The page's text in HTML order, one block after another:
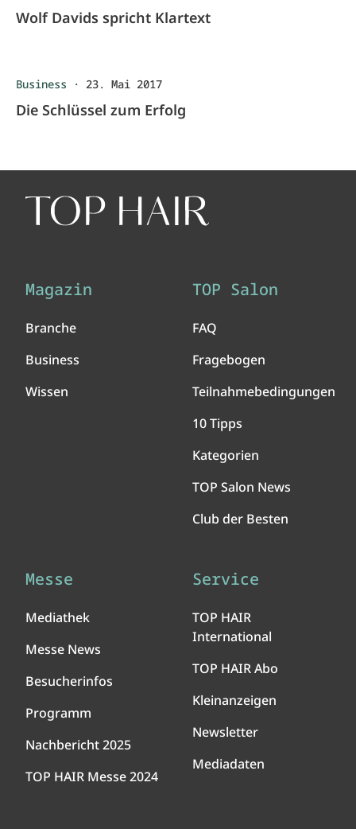
Wolf Davids spricht Klartext
Business · 23. Mai 2017
Die Schlüssel zum Erfolg
Magazin
Branche
Business
Wissen
TOP Salon
FAQ
Fragebogen
Teilnahmebedingungen
10 Tipps
Kategorien
TOP Salon News
Club der Besten
Messe
Mediathek
Messe News
Besucherinfos
Programm
Nachbericht 2025
TOP HAIR Messe 2024
Service
TOP HAIR
International
TOP HAIR Abo
Kleinanzeigen
Newsletter
Mediadaten